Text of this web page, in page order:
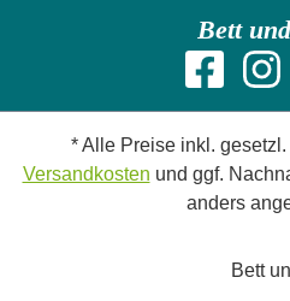
Bett
* Alle Preise inkl.
Versandkosten und ggf.
anders
Bett